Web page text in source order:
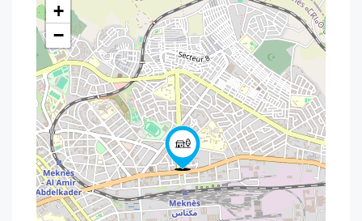
Habous
Pas de porte / Sarout
Conditions financières
Prix de vente : 1 600 000 DH (pas de porte)
Loyer : 1 850 DH / mois
Points forts
Emplacement commercial stratégique àHamria
Meknès
+
−